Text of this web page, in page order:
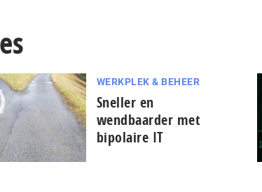
WERKPLEK & BEHEER
Sneller en
wendbaarder met
bipolaire IT